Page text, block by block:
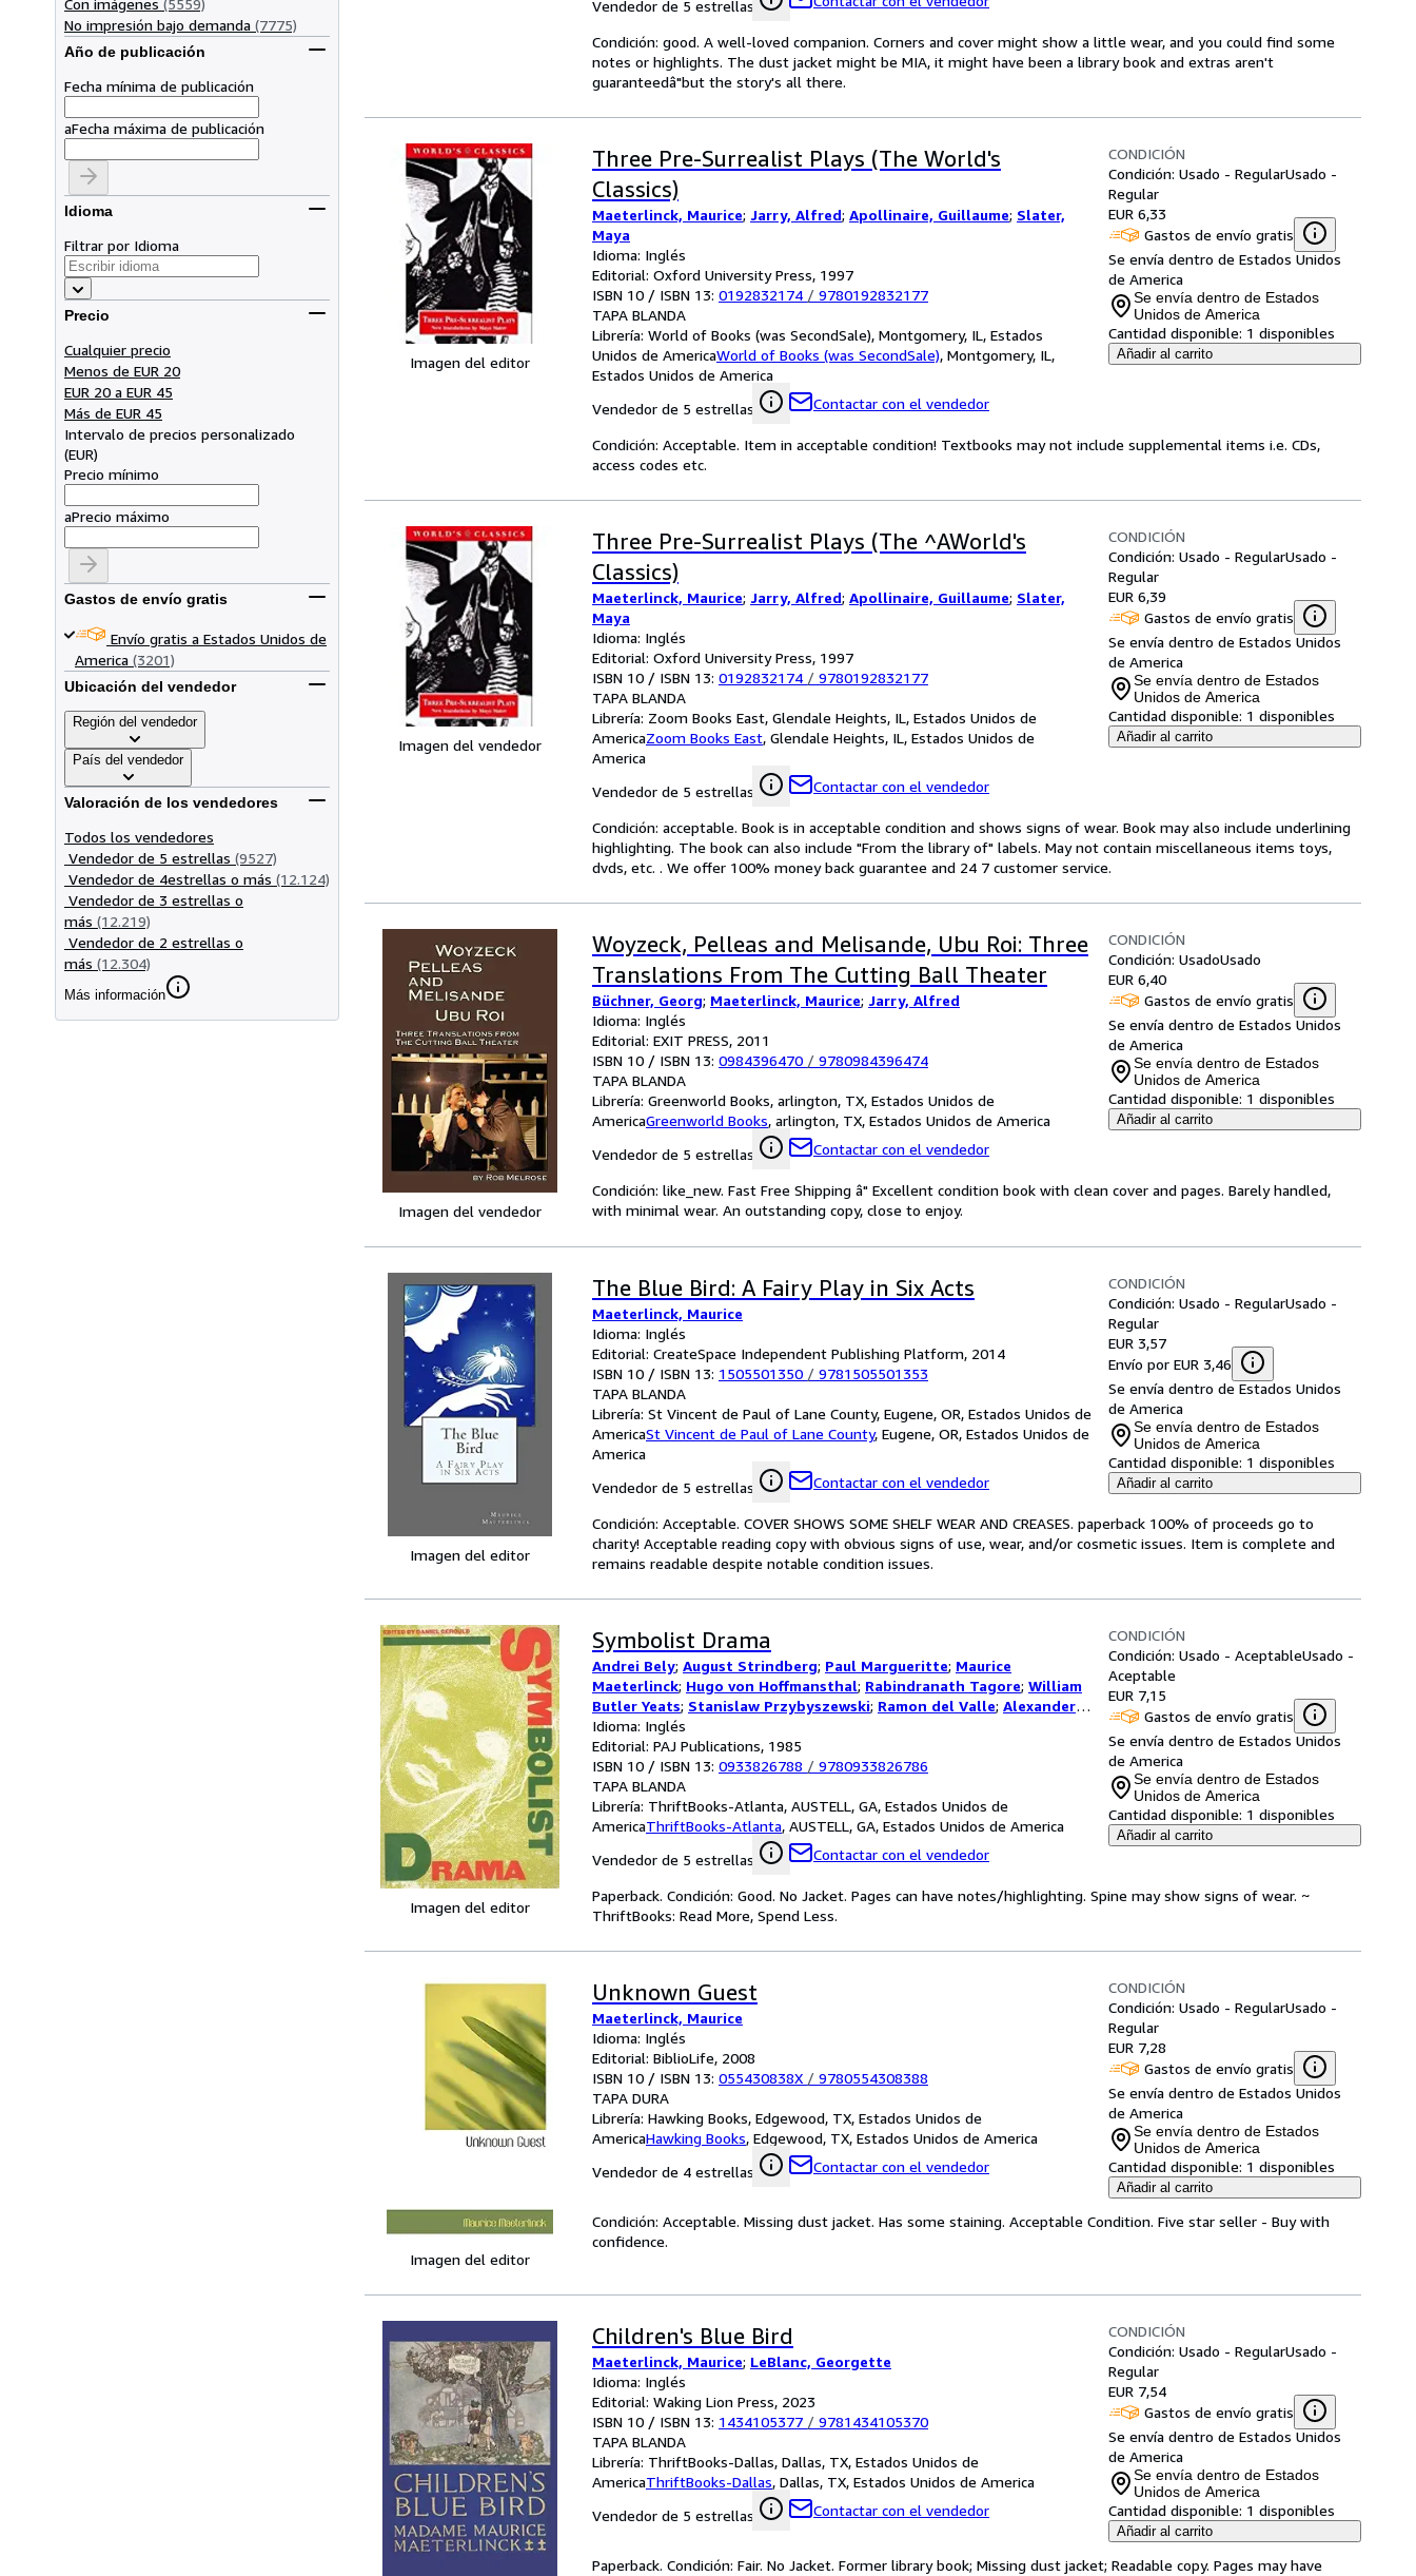
No impresión bajo demanda (7775)
Año de publicación
Fecha mínima de publicación
aFecha máxima de publicación
Idioma
Filtrar por Idioma
Precio
Cualquier precio
Menos de EUR 20
EUR 20 a EUR 45
Más de EUR 45
Intervalo de precios personalizado
(EUR)
Precio mínimo
aPrecio máximo
Gastos de envío gratis
Envío gratis a Estados Unidos de
America (3201)
Ubicación del vendedor
Región del vendedor
País del vendedor
Valoración de los vendedores
Todos los vendedores
Vendedor de 5 estrellas (9527)
Vendedor de 4estrellas o más (12.124)
Vendedor de 3 estrellas o
más (12.219)
Vendedor de 2 estrellas o
más (12.304)
Más información
Vendedor de 5 estrellas
Condición: good. A well-loved companion. Corners and cover might show a little wear, and you could find some
notes or highlights. The dust jacket might be MIA, it might have been a library book and extras aren't
guaranteedâ"but the story's all there.
Imagen del editor
Three Pre-Surrealist Plays (The World's
Classics)
Maeterlinck, Maurice; Jarry, Alfred; Apollinaire, Guillaume; Slater,
Maya
Idioma: Inglés
Editorial: Oxford University Press, 1997
ISBN 10 / ISBN 13: 0192832174 / 9780192832177
TAPA BLANDA
Librería: World of Books (was SecondSale), Montgomery, IL, Estados
Unidos de AmericaWorld of Books (was SecondSale), Montgomery, IL,
Estados Unidos de America
Vendedor de 5 estrellas
Contactar con el vendedor
CONDICIÓN
Condición: Usado - RegularUsado -
Regular
EUR 6,33
Gastos de envío gratis
Se envía dentro de Estados Unidos
de America
Se envía dentro de Estados
Unidos de America
Cantidad disponible: 1 disponibles
Añadir al carrito
Condición: Acceptable. Item in acceptable condition! Textbooks may not include supplemental items i.e. CDs,
access codes etc.
Imagen del vendedor
Three Pre-Surrealist Plays (The ^AWorld's
Classics)
Maeterlinck, Maurice; Jarry, Alfred; Apollinaire, Guillaume; Slater,
Maya
Idioma: Inglés
Editorial: Oxford University Press, 1997
ISBN 10 / ISBN 13: 0192832174 / 9780192832177
TAPA BLANDA
Librería: Zoom Books East, Glendale Heights, IL, Estados Unidos de
AmericaZoom Books East, Glendale Heights, IL, Estados Unidos de
America
Vendedor de 5 estrellas
Contactar con el vendedor
CONDICIÓN
Condición: Usado - RegularUsado -
Regular
EUR 6,39
Gastos de envío gratis
Se envía dentro de Estados Unidos
de America
Se envía dentro de Estados
Unidos de America
Cantidad disponible: 1 disponibles
Añadir al carrito
Condición: acceptable. Book is in acceptable condition and shows signs of wear. Book may also include underlining
highlighting. The book can also include "From the library of" labels. May not contain miscellaneous items toys,
dvds, etc. . We offer 100% money back guarantee and 24 7 customer service.
Imagen del vendedor
Woyzeck, Pelleas and Melisande, Ubu Roi: Three
Translations From The Cutting Ball Theater
Büchner, Georg; Maeterlinck, Maurice; Jarry, Alfred
Idioma: Inglés
Editorial: EXIT PRESS, 2011
ISBN 10 / ISBN 13: 0984396470 / 9780984396474
TAPA BLANDA
Librería: Greenworld Books, arlington, TX, Estados Unidos de
AmericaGreenworld Books, arlington, TX, Estados Unidos de America
Vendedor de 5 estrellas
Contactar con el vendedor
CONDICIÓN
Condición: UsadoUsado
EUR 6,40
Gastos de envío gratis
Se envía dentro de Estados Unidos
de America
Se envía dentro de Estados
Unidos de America
Cantidad disponible: 1 disponibles
Añadir al carrito
Condición: like_new. Fast Free Shipping â" Excellent condition book with clean cover and pages. Barely handled,
with minimal wear. An outstanding copy, close to enjoy.
Imagen del editor
The Blue Bird: A Fairy Play in Six Acts
Maeterlinck, Maurice
Idioma: Inglés
Editorial: CreateSpace Independent Publishing Platform, 2014
ISBN 10 / ISBN 13: 1505501350 / 9781505501353
TAPA BLANDA
Librería: St Vincent de Paul of Lane County, Eugene, OR, Estados Unidos de
AmericaSt Vincent de Paul of Lane County, Eugene, OR, Estados Unidos de
America
Vendedor de 5 estrellas
Contactar con el vendedor
CONDICIÓN
Condición: Usado - RegularUsado -
Regular
EUR 3,57
Envío por EUR 3,46
Se envía dentro de Estados Unidos
de America
Se envía dentro de Estados
Unidos de America
Cantidad disponible: 1 disponibles
Añadir al carrito
Condición: Acceptable. COVER SHOWS SOME SHELF WEAR AND CREASES. paperback 100% of proceeds go to
charity! Acceptable reading copy with obvious signs of use, wear, and/or cosmetic issues. Item is complete and
remains readable despite notable condition issues.
Imagen del editor
Symbolist Drama
Andrei Bely; August Strindberg; Paul Margueritte; Maurice
Maeterlinck; Hugo von Hoffmansthal; Rabindranath Tagore; William
Butler Yeats; Stanislaw Przybyszewski; Ramon del Valle; Alexander
Blok
Idioma: Inglés
Editorial: PAJ Publications, 1985
ISBN 10 / ISBN 13: 0933826788 / 9780933826786
TAPA BLANDA
Librería: ThriftBooks-Atlanta, AUSTELL, GA, Estados Unidos de
AmericaThriftBooks-Atlanta, AUSTELL, GA, Estados Unidos de America
Vendedor de 5 estrellas
Contactar con el vendedor
CONDICIÓN
Condición: Usado - AceptableUsado -
Aceptable
EUR 7,15
Gastos de envío gratis
Se envía dentro de Estados Unidos
de America
Se envía dentro de Estados
Unidos de America
Cantidad disponible: 1 disponibles
Añadir al carrito
Paperback. Condición: Good. No Jacket. Pages can have notes/highlighting. Spine may show signs of wear. ~
ThriftBooks: Read More, Spend Less.
Imagen del editor
Unknown Guest
Maeterlinck, Maurice
Idioma: Inglés
Editorial: BiblioLife, 2008
ISBN 10 / ISBN 13: 055430838X / 9780554308388
TAPA DURA
Librería: Hawking Books, Edgewood, TX, Estados Unidos de
AmericaHawking Books, Edgewood, TX, Estados Unidos de America
Vendedor de 4 estrellas
Contactar con el vendedor
CONDICIÓN
Condición: Usado - RegularUsado -
Regular
EUR 7,28
Gastos de envío gratis
Se envía dentro de Estados Unidos
de America
Se envía dentro de Estados
Unidos de America
Cantidad disponible: 1 disponibles
Añadir al carrito
Condición: Acceptable. Missing dust jacket. Has some staining. Acceptable Condition. Five star seller - Buy with
confidence.
Children's Blue Bird
Maeterlinck, Maurice; LeBlanc, Georgette
Idioma: Inglés
Editorial: Waking Lion Press, 2023
ISBN 10 / ISBN 13: 1434105377 / 9781434105370
TAPA BLANDA
Librería: ThriftBooks-Dallas, Dallas, TX, Estados Unidos de
AmericaThriftBooks-Dallas, Dallas, TX, Estados Unidos de America
Vendedor de 5 estrellas
Contactar con el vendedor
CONDICIÓN
Condición: Usado - RegularUsado -
Regular
EUR 7,54
Gastos de envío gratis
Se envía dentro de Estados Unidos
de America
Se envía dentro de Estados
Unidos de America
Cantidad disponible: 1 disponibles
Añadir al carrito
Paperback. Condición: Fair. No Jacket. Former library book; Missing dust jacket; Readable copy. Pages may have